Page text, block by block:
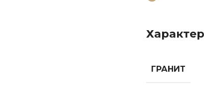
ГРАНИТ